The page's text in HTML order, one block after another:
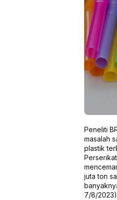
Peneliti
masalah
plastik
juta ton
7/8/